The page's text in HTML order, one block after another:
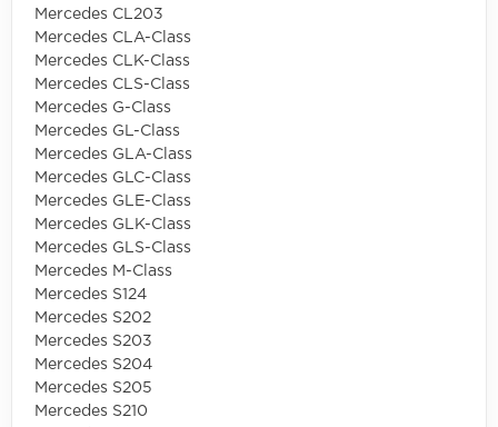
Mercedes CL203
Mercedes CLA-Class
Mercedes CLK-Class
Mercedes CLS-Class
Mercedes G-Class
Mercedes GL-Class
Mercedes GLA-Class
Mercedes GLC-Class
Mercedes GLE-Class
Mercedes GLK-Class
Mercedes GLS-Class
Mercedes M-Class
Mercedes S124
Mercedes S202
Mercedes S203
Mercedes S204
Mercedes S205
Mercedes S210